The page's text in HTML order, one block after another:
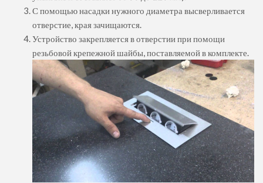
С помощью насадки нужного диаметра высверливается
отверстие, края зачищаются.
Устройство закрепляется в отверстии при помощи
резьбовой крепежной шайбы, поставляемой в комплекте.